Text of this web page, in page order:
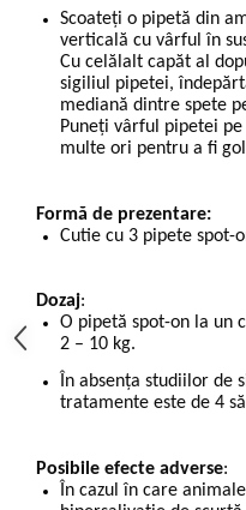
Scoateți o pipetă din
verticală cu vârful în
Cu celălalt capăt al
sigiliul pipetei,
mediană dintre spete
Puneți vârful pipetei
multe ori pentru a fi
Formă de prezentare:
Cutie cu 3 pipete spot-
Dozaj:
O pipetă spot-on la un
2 – 10 kg.
În absenţa studiilor de
tratamente este de 4
Posibile efecte adverse:
În cazul în care